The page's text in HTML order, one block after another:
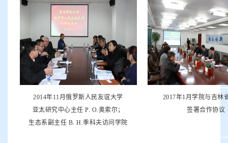
2014年11月俄罗斯人民友谊大学
亚太研究中心主任 P. O.奥索尔；
生态系副主任 B. H.季科夫访问学院
2017年1月学院与吉林
签署合作协议